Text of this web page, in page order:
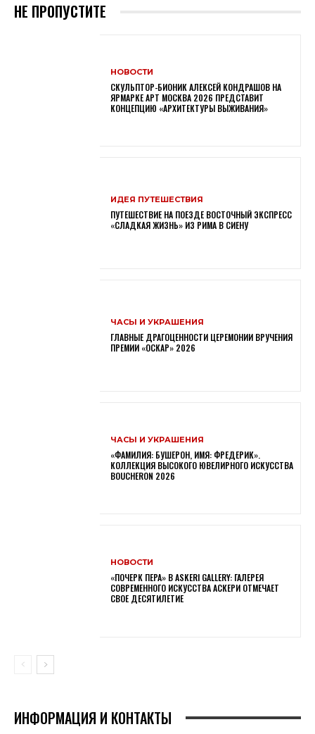
НЕ ПРОПУСТИТЕ
НОВОСТИ
СКУЛЬПТОР-БИОНИК АЛЕКСЕЙ КОНДРАШОВ НА
ЯРМАРКЕ АРТ МОСКВА 2026 ПРЕДСТАВИТ
КОНЦЕПЦИЮ «АРХИТЕКТУРЫ ВЫЖИВАНИЯ»
ИДЕЯ ПУТЕШЕСТВИЯ
ПУТЕШЕСТВИЕ НА ПОЕЗДЕ ВОСТОЧНЫЙ ЭКСПРЕСС
«СЛАДКАЯ ЖИЗНЬ» ИЗ РИМА В СИЕНУ
ЧАСЫ И УКРАШЕНИЯ
ГЛАВНЫЕ ДРАГОЦЕННОСТИ ЦЕРЕМОНИИ ВРУЧЕНИЯ
ПРЕМИИ «ОСКАР» 2026
ЧАСЫ И УКРАШЕНИЯ
«ФАМИЛИЯ: БУШЕРОН, ИМЯ: ФРЕДЕРИК».
КОЛЛЕКЦИЯ ВЫСОКОГО ЮВЕЛИРНОГО ИСКУССТВА
BOUCHERON 2026
НОВОСТИ
«ПОЧЕРК ПЕРА» В ASKERI GALLERY: ГАЛЕРЕЯ
СОВРЕМЕННОГО ИСКУССТВА АСКЕРИ ОТМЕЧАЕТ
СВОЕ ДЕСЯТИЛЕТИЕ
ИНФОРМАЦИЯ И КОНТАКТЫ